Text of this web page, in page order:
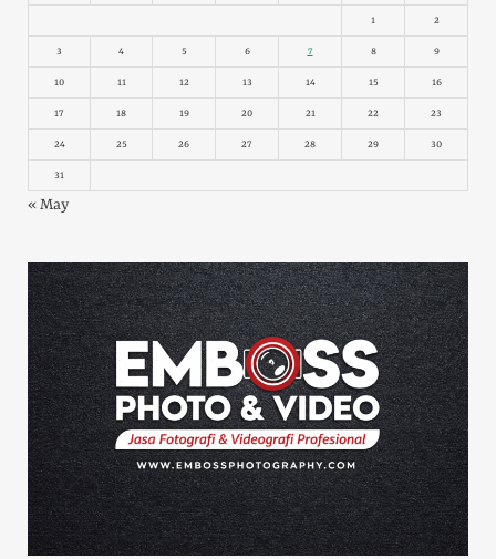
1 2
3 4 5 6 7 8 9
10 11 12 13 14 15 16
17 18 19 20 21 22 23
24 25 26 27 28 29 30
31
« May